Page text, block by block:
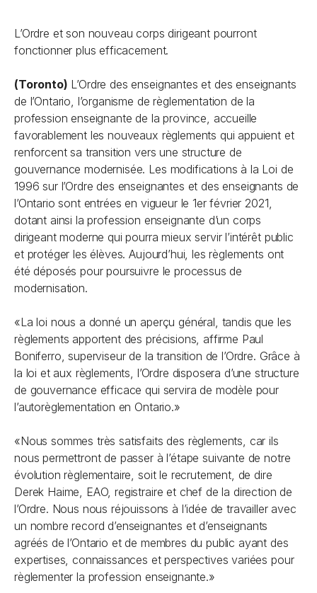
L’Ordre et son nouveau corps dirigeant pourront
fonctionner plus efficacement.
(Toronto) L’Ordre des enseignantes et des enseignants
de l’Ontario, l’organisme de règlementation de la
profession enseignante de la province, accueille
favorablement les nouveaux règlements qui appuient et
renforcent sa transition vers une structure de
gouvernance modernisée. Les modifications à la Loi de
1996 sur l’Ordre des enseignantes et des enseignants de
l’Ontario sont entrées en vigueur le 1er février 2021,
dotant ainsi la profession enseignante d’un corps
dirigeant moderne qui pourra mieux servir l’intérêt public
et protéger les élèves. Aujourd’hui, les règlements ont
été déposés pour poursuivre le processus de
modernisation.
«La loi nous a donné un aperçu général, tandis que les
règlements apportent des précisions, affirme Paul
Boniferro, superviseur de la transition de l’Ordre. Grâce à
la loi et aux règlements, l’Ordre disposera d’une structure
de gouvernance efficace qui servira de modèle pour
l’autorèglementation en Ontario.»
«Nous sommes très satisfaits des règlements, car ils
nous permettront de passer à l’étape suivante de notre
évolution règlementaire, soit le recrutement, de dire
Derek Haime, EAO, registraire et chef de la direction de
l’Ordre. Nous nous réjouissons à l’idée de travailler avec
un nombre record d’enseignantes et d’enseignants
agréés de l’Ontario et de membres du public ayant des
expertises, connaissances et perspectives variées pour
règlementer la profession enseignante.»